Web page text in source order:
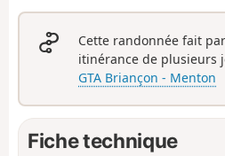
Cette randonnée fait
itinérance de plusieurs
GTA Briançon - Menton
Fiche technique